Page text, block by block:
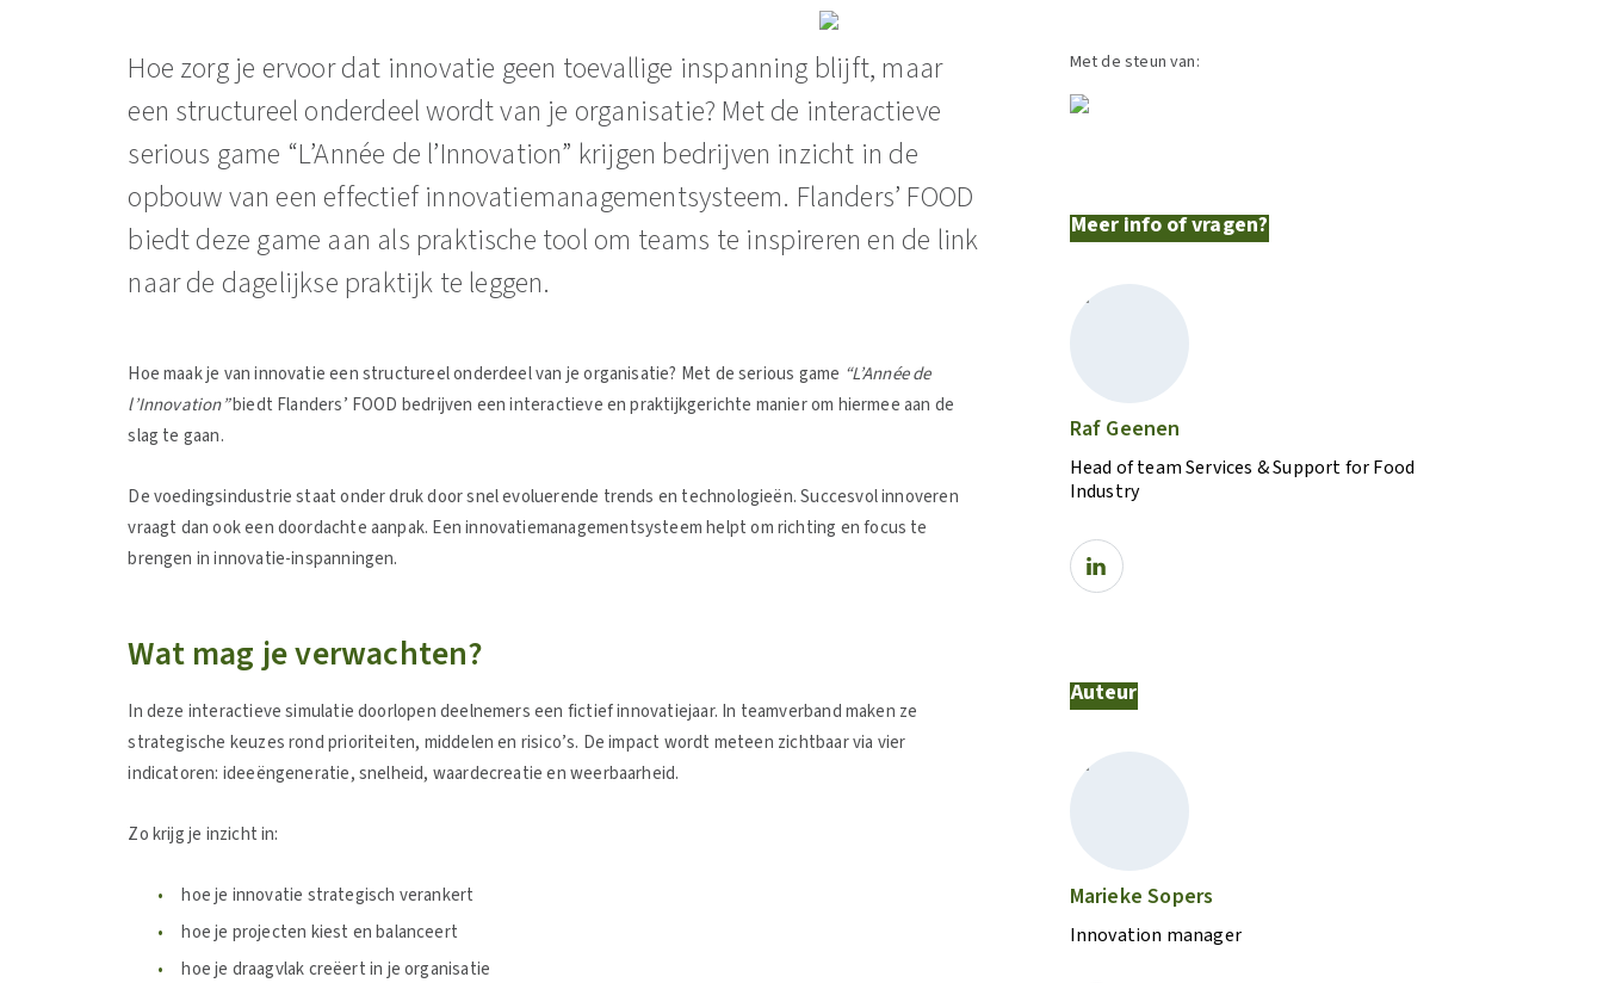
Hoe zorg je ervoor dat innovatie geen toevallige inspanning blijft, maar
een structureel onderdeel wordt van je organisatie? Met de interactieve
serious game “L’Année de l’Innovation” krijgen bedrijven inzicht in de
opbouw van een effectief innovatiemanagementsysteem. Flanders’ FOOD
biedt deze game aan als praktische tool om teams te inspireren en de link
naar de dagelijkse praktijk te leggen.
Hoe maak je van innovatie een structureel onderdeel van je organisatie? Met de serious game “L’Année de
l’Innovation”biedt Flanders’ FOOD bedrijven een interactieve en praktijkgerichte manier om hiermee aan de
slag te gaan.
De voedingsindustrie staat onder druk door snel evoluerende trends en technologieën. Succesvol innoveren
vraagt dan ook een doordachte aanpak. Een innovatiemanagementsysteem helpt om richting en focus te
brengen in innovatie-inspanningen.
Wat mag je verwachten?
In deze interactieve simulatie doorlopen deelnemers een fictief innovatiejaar. In teamverband maken ze
strategische keuzes rond prioriteiten, middelen en risico’s. De impact wordt meteen zichtbaar via vier
indicatoren: ideeëngeneratie, snelheid, waardecreatie en weerbaarheid.
Zo krijg je inzicht in:
hoe je innovatie strategisch verankert
hoe je projecten kiest en balanceert
hoe je draagvlak creëert in je organisatie
Met de steun van:
Meer info of vragen?
Raf Geenen
Head of team Services & Support for Food
Industry
Auteur
Marieke Sopers
Innovation manager